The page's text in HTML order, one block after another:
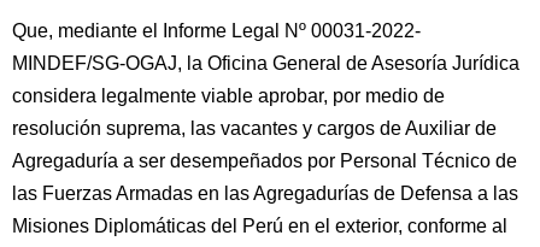
Que, mediante el Informe Legal Nº 00031-2022-
MINDEF/SG-OGAJ, la Oficina General de Asesoría Jurídica
considera legalmente viable aprobar, por medio de
resolución suprema, las vacantes y cargos de Auxiliar de
Agregaduría a ser desempeñados por Personal Técnico de
las Fuerzas Armadas en las Agregadurías de Defensa a las
Misiones Diplomáticas del Perú en el exterior, conforme al